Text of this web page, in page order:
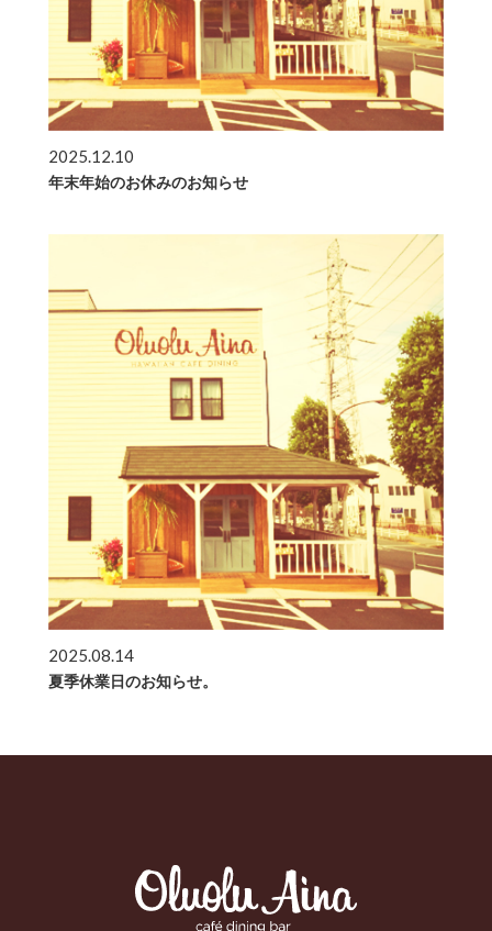
2025.12.10
年末年始のお休みのお知らせ
2025.08.14
夏季休業日のお知らせ。